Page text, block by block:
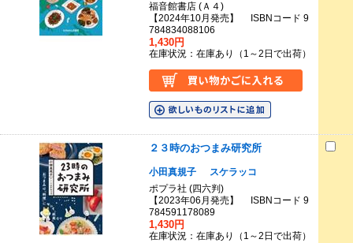
福音館書店 (Ａ４)
【2024年10月発売】 ISBNコード 9
784834088106
1,430円
在庫状況：在庫あり（1～2日で出荷）
２３時のおつまみ研究所
小田真規子
スケラッコ
ポプラ社 (四六判)
【2023年06月発売】 ISBNコード 9
784591178089
1,430円
在庫状況：在庫あり（1～2日で出荷）